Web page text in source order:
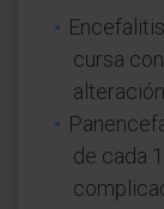
cursa
de cada